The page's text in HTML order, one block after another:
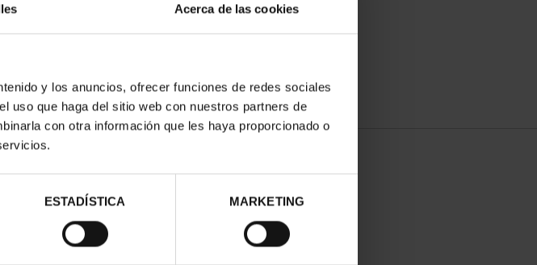
Acerca de las cookies
y los anuncios, ofrecer funciones de redes sociales
uso que haga del sitio web con nuestros partners de
con otra información que les haya proporcionado o
ESTADÍSTICA MARKETING